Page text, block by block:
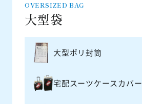
OVERSIZED BAG
大型袋
大型ポリ封筒
宅配スーツケースカバー